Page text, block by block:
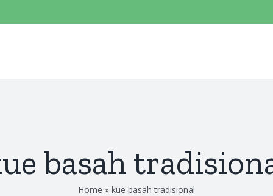
basah
Home » kue basah tradisional